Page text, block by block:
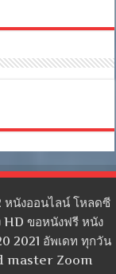
หนังออนไลน์ โหลดซี
ขอหนังฟรี หนัง
2021 อัพเดท ทุกวัน
master Zoom